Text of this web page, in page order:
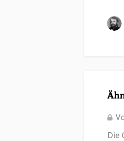
Die